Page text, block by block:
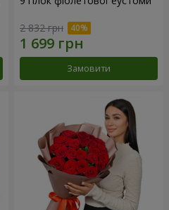
2 832 грн
Замовити